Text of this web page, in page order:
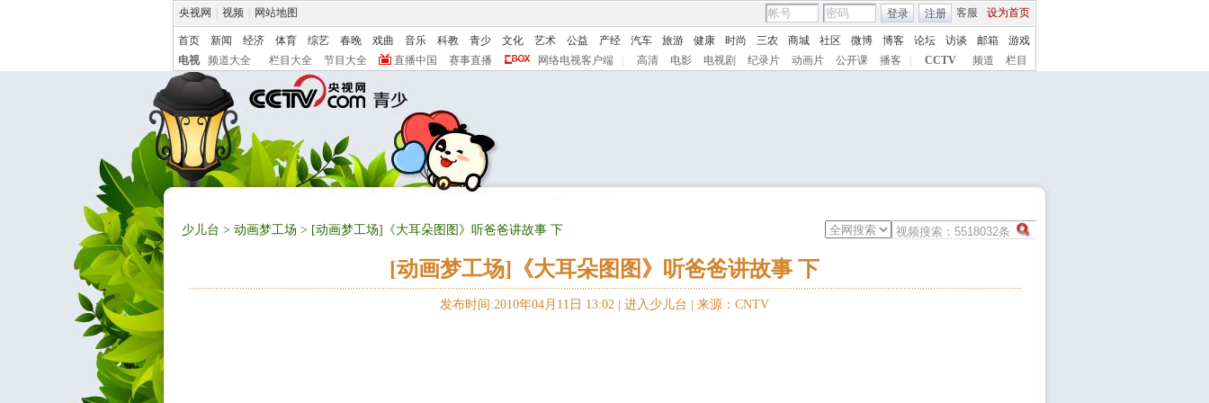
央视网 视频 网站地图 客服 设为首页
登录 注册
首页 新闻 经济 体育 综艺 春晚 戏曲 音乐 科教 青少 文化 艺术 公益 产经 汽车 旅游 健康 时尚 三农 商城 社区 微博 博客 论坛 访谈 邮箱
游戏
电视
频道大全 栏目大全 节目大全 直播中国 赛事直播 网络电视客户端 高清 电影 电视剧 纪录片 动画片 公开课 播客 CCTV 频道 栏目
少儿台 > 动画梦工场 > [动画梦工场]《大耳朵图图》听爸爸讲故事 下
[动画梦工场]《大耳朵图图》听爸爸讲故事 下
发布时间:2010年04月11日 13:02 | 进入少儿台 来源：CNTV